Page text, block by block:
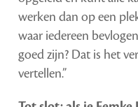
werken dan op een
waar iedereen
goed zijn? Dat is het
vertellen.”